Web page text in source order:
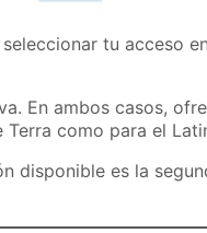
seleccionar tu acceso
En ambos casos,
como para el
disponible es la